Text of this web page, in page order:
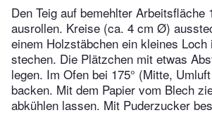
Den Teig auf bemehlter Arbeitsfläche
ausrollen. Kreise (ca. 4 cm Ø)
einem Holzstäbchen ein kleines Loch
stechen. Die Plätzchen mit etwas
legen. Im Ofen bei 175° (Mitte,
backen. Mit dem Papier vom Blech
abkühlen lassen. Mit Puderzucker